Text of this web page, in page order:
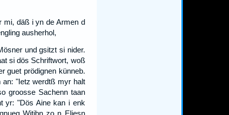
mi, däß i yn de Armen d
ausherhol,
und gsitzt si nider.
si dös Schriftwort, woß
guet prödignen künneb.
an: "Ietz werdtß myr halt
groosse Sachenn taan
yr: "Dös Aine kan i enk
Witibn zo n Eliesn